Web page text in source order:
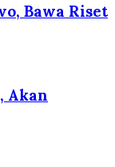
Bawa Riset
Akan